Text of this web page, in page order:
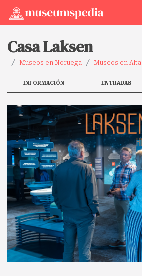
Casa Laksen
Museos en Noruega Museos en Alta
INFORMACIÓN ENTRADAS